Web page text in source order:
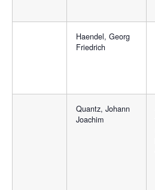
Haendel, Georg
Friedrich
Quantz, Johann
Joachim